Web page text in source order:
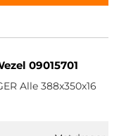
09015701
Alle 388x350x16